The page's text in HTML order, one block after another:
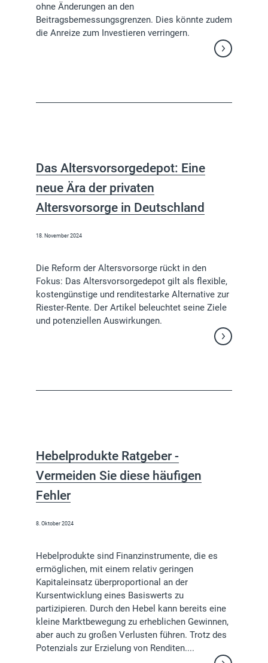
ohne Änderungen an den
Beitragsbemessungsgrenzen. Dies könnte zudem
die Anreize zum Investieren verringern.
Weiterlesen
Das Altersvorsorgedepot: Eine
neue Ära der privaten
Altersvorsorge in Deutschland
18. November 2024
Die Reform der Altersvorsorge rückt in den
Fokus: Das Altersvorsorgedepot gilt als flexible,
kostengünstige und renditestarke Alternative zur
Riester-Rente. Der Artikel beleuchtet seine Ziele
und potenziellen Auswirkungen.
Weiterlesen
Hebelprodukte Ratgeber -
Vermeiden Sie diese häufigen
Fehler
8. Oktober 2024
Hebelprodukte sind Finanzinstrumente, die es
ermöglichen, mit einem relativ geringen
Kapitaleinsatz überproportional an der
Kursentwicklung eines Basiswerts zu
partizipieren. Durch den Hebel kann bereits eine
kleine Marktbewegung zu erheblichen Gewinnen,
aber auch zu großen Verlusten führen. Trotz des
Potenzials zur Erzielung von Renditen....